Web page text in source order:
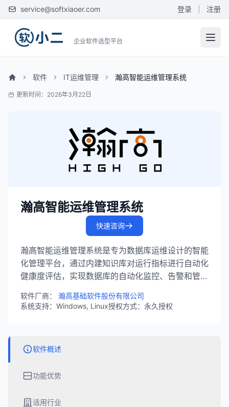
service@softxiaoer.com 登录 注册
企业软件选型平台
软件 IT运维管理 瀚高智能运维管理系统
更新时间：2026年3月22日
瀚高智能运维管理系统
快速咨询
瀚高智能运维管理系统是专为数据库运维设计的智能
化管理平台，通过内建知识库对运行指标进行自动化
健康度评估，实现数据库的自动化监控、告警和管
软件厂商： 瀚高基础软件股份有限公司
系统支持：Windows, Linux授权方式：永久授权
软件概述
功能优势
适用行业